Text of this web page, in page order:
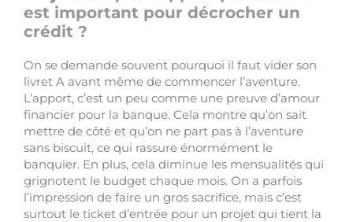
est important pour décrocher un
crédit ?
On se demande souvent pourquoi il faut vider son
livret A avant même de commencer l’aventure.
L’apport, c’est un peu comme une preuve d’amour
financier pour la banque. Cela montre qu’on sait
mettre de côté et qu’on ne part pas à l’aventure
sans biscuit, ce qui rassure énormément le
banquier. En plus, cela diminue les mensualités qui
grignotent le budget chaque mois. On a parfois
l’impression de faire un gros sacrifice, mais c’est
surtout le ticket d’entrée pour un projet qui tient la